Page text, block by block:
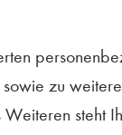
zu
steht